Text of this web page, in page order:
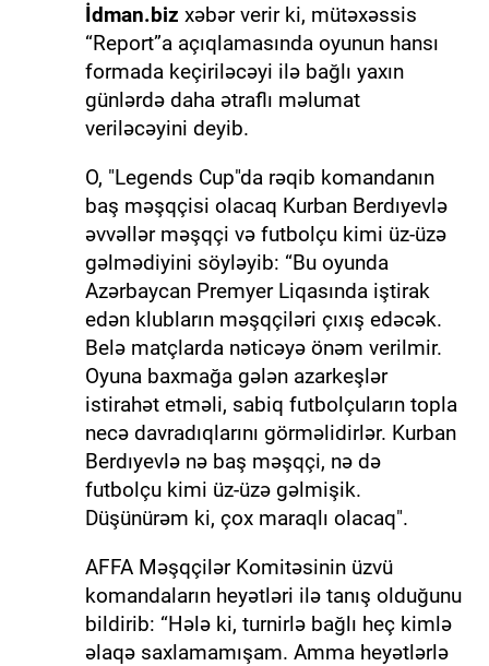
İdman.biz xəbər verir ki, mütəxəssis
“Report”a açıqlamasında oyunun hansı
formada keçiriləcəyi ilə bağlı yaxın
günlərdə daha ətraflı məlumat
veriləcəyini deyib.
O, "Legends Cup"da rəqib komandanın
baş məşqçisi olacaq Kurban Berdıyevlə
əvvəllər məşqçi və futbolçu kimi üz-üzə
gəlmədiyini söyləyib: “Bu oyunda
Azərbaycan Premyer Liqasında iştirak
edən klubların məşqçiləri çıxış edəcək.
Belə matçlarda nəticəyə önəm verilmir.
Oyuna baxmağa gələn azarkeşlər
istirahət etməli, sabiq futbolçuların topla
necə davradıqlarını görməlidirlər. Kurban
Berdıyevlə nə baş məşqçi, nə də
futbolçu kimi üz-üzə gəlmişik.
Düşünürəm ki, çox maraqlı olacaq".
AFFA Məşqçilər Komitəsinin üzvü
komandaların heyətləri ilə tanış olduğunu
bildirib: “Hələ ki, turnirlə bağlı heç kimlə
əlaqə saxlamamışam. Amma heyətlərlə